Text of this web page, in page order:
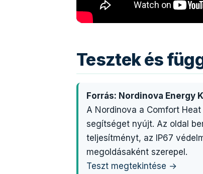
Tesztek és
Forrás: Nordinova Energy
A Nordinova a Comfort
segítséget nyújt. Az oldal
teljesítményt, az IP67
megoldásaként szerepel.
Teszt megtekintése →